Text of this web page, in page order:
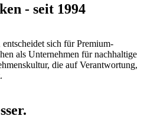
- seit 1994
sich für Premium-
als Unternehmen für nachhaltige
die auf Verantwortung,